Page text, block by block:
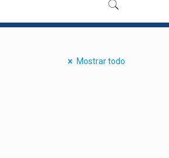
Mostrar todo